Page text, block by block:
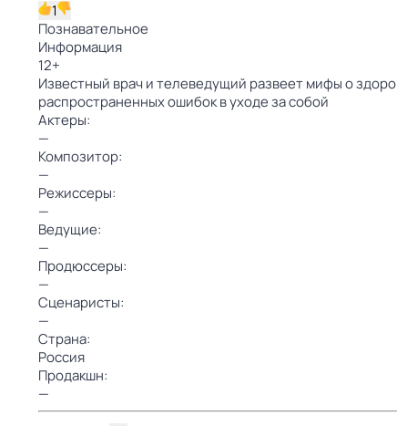
1
Познавательное
Информация
12+
Известный врач и телеведущий развеет мифы о
распространенных ошибок в уходе за собой
Актеры:
—
Композитор:
—
Режиссеры:
—
Ведущие:
—
Продюссеры:
—
Сценаристы:
—
Страна:
Россия
Продакшн:
—